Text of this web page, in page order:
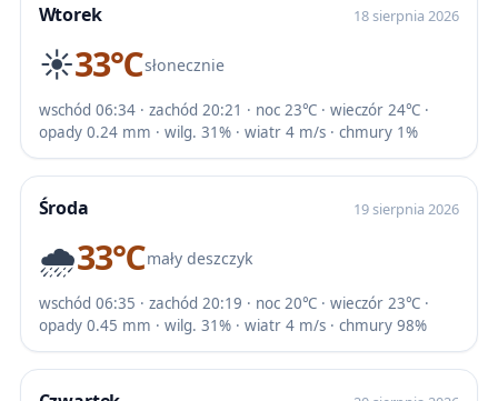
Wtorek 18 sierpnia 2026
☀️33℃słonecznie
wschód 06:34 · zachód 20:21 · noc 23℃ · wieczór 24℃ ·
opady 0.24 mm · wilg. 31% · wiatr 4 m/s · chmury 1%
Środa 19 sierpnia 2026
🌧️33℃mały deszczyk
wschód 06:35 · zachód 20:19 · noc 20℃ · wieczór 23℃ ·
opady 0.45 mm · wilg. 31% · wiatr 4 m/s · chmury 98%